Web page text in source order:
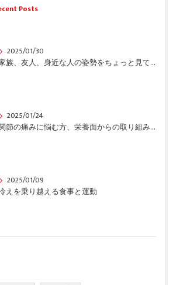
Posts
2025/01/30
家族、友人、身近な人の姿勢をちょっと見てみませんか？
2025/01/24
関節の痛みに悩む方、栄養面からの取り組みも重要ですよ！
2025/01/09
えを乗り越える食事と運動